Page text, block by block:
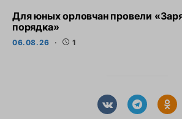
Для юных орловчан провели
порядка»
06.08.26 1